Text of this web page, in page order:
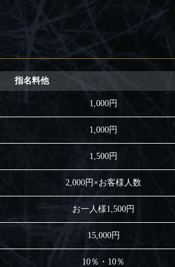
指名料他
1,000円
1,000円
1,500円
2,000円×お客様人数
お一人様1,500円
15,000円
10％・10％